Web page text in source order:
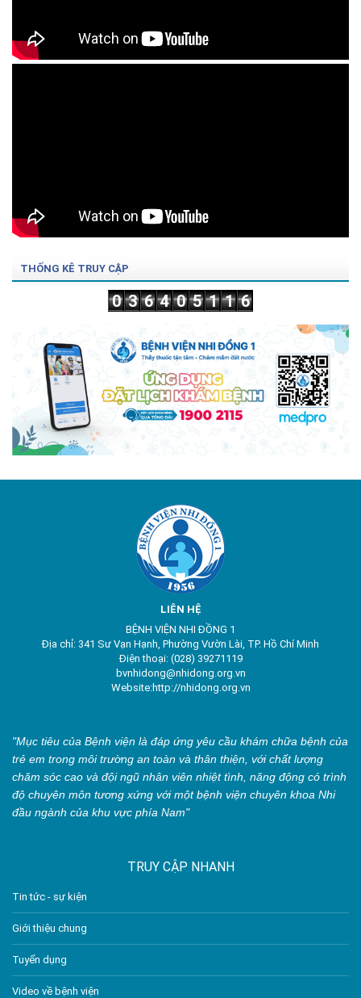
THỐNG KÊ TRUY CẬP
0 3 6 4 0 5 1 1 6
LIÊN HỆ
BỆNH VIỆN NHI ĐỒNG 1
Địa chỉ: 341 Sư Vạn Hạnh, Phường Vườn Lài, TP. Hồ Chí Minh
Điện thoại: (028) 39271119
bvnhidong@nhidong.org.vn
Website:http://nhidong.org.vn
"Mục tiêu của Bệnh viện là đáp ứng yêu cầu khám chữa bệnh của
trẻ em trong môi trường an toàn và thân thiện, với chất lượng
chăm sóc cao và đội ngũ nhân viên nhiệt tình, năng động có trình
độ chuyên môn tương xứng với một bệnh viện chuyên khoa Nhi
đầu ngành của khu vực phía Nam"
TRUY CẬP NHANH
Tin tức - sự kiện
Giới thiệu chung
Tuyển dụng
Video về bệnh viện